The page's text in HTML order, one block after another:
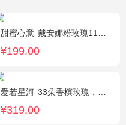
甜蜜心意 戴安娜粉玫瑰11枝，浅紫勿忘我、尤加利搭配
¥199.00
爱若星河 33朵香槟玫瑰，白色满天星点缀
¥319.00